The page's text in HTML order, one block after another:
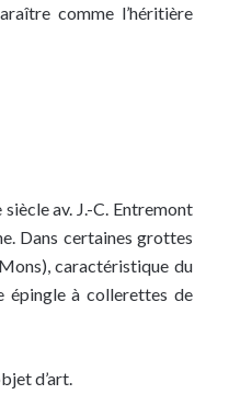
comme l’héritière
av. J.-C. Entremont
Dans certaines grottes
caractéristique du
épingle à collerettes de
d’art.